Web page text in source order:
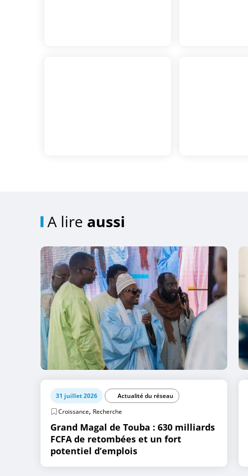
A lire aussi
31 juillet 2026
Actualité du réseau
Croissance, Recherche
Grand Magal de Touba : 630 milliards
FCFA de retombées et un fort
potentiel d’emplois